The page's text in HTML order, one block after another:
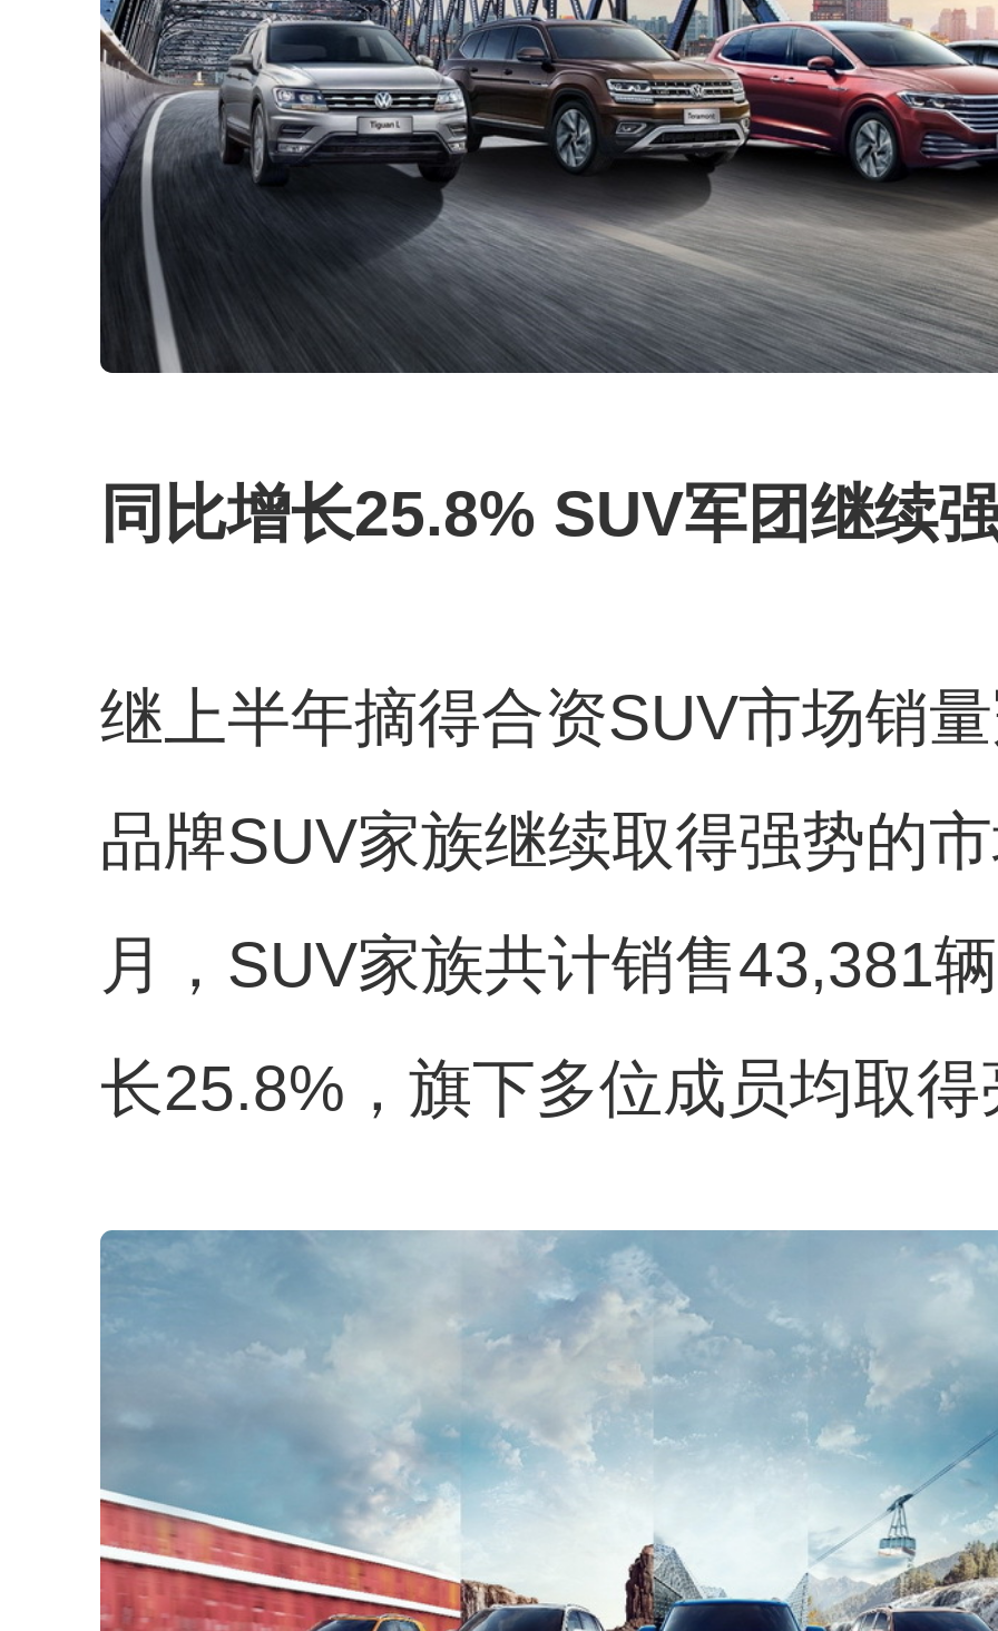
同比增长25.8% SUV军团继续
继上半年摘得合资SUV市场销
品牌SUV家族继续取得强势的
月，SUV家族共计销售43,381
长25.8%，旗下多位成员均取